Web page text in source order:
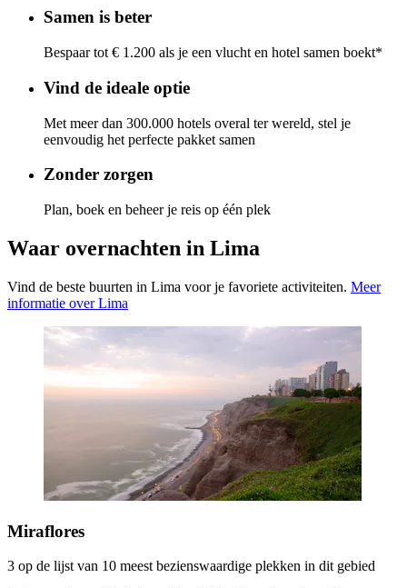
Samen is beter
Bespaar tot € 1.200 als je een vlucht en hotel samen boekt*
Vind de ideale optie
Met meer dan 300.000 hotels overal ter wereld, stel je
eenvoudig het perfecte pakket samen
Zonder zorgen
Plan, boek en beheer je reis op één plek
Waar overnachten in Lima
Vind de beste buurten in Lima voor je favoriete activiteiten. Meer
informatie over Lima
Miraflores
3 op de lijst van 10 meest bezienswaardige plekken in dit gebied